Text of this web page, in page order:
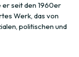
seit den 1960er
Werk, das von
politischen und